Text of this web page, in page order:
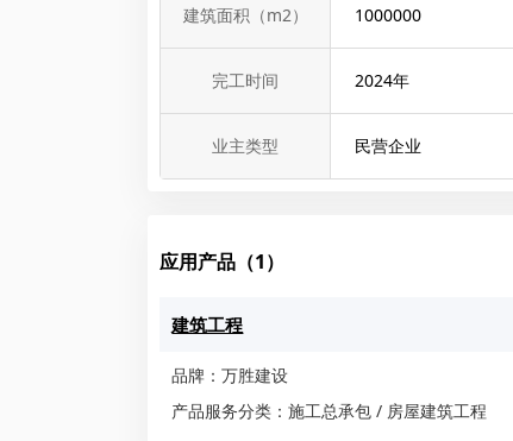
建筑面积（m2） 1000000
完工时间 2024年
业主类型 民营企业
应用产品（1）
建筑工程
品牌：万胜建设
产品服务分类：施工总承包 / 房屋建筑工程